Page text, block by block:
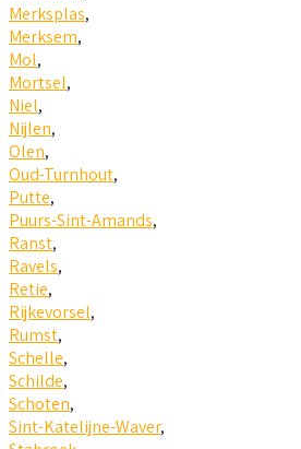
Merksplas,
Merksem,
Mol,
Mortsel,
Niel,
Nijlen,
Olen,
Oud-Turnhout,
Putte,
Puurs-Sint-Amands,
Ranst,
Ravels,
Retie,
Rijkevorsel,
Rumst,
Schelle,
Schilde,
Schoten,
Sint-Katelijne-Waver,